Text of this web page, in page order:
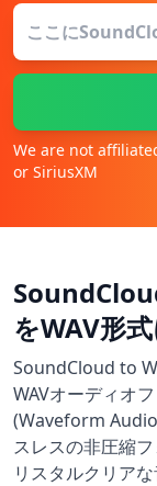
We are not
or SiriusXM
をWAV形
SoundCloud to
WAVオーディオ
(Waveform
スレスの非圧縮
リスタルクリア